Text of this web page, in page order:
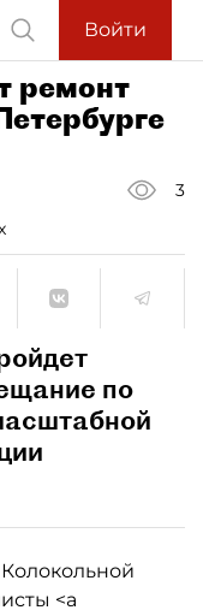
Войти
ремонт
3
по
<a